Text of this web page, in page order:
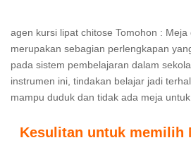
agen kursi lipat chitose Tomohon : Meja
merupakan sebagian perlengkapan
pada sistem pembelajaran dalam
instrumen ini, tindakan belajar jadi
mampu duduk dan tidak ada meja
Kesulitan untuk memilih